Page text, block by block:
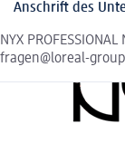
Anschrift des
NYX
fragen@loreal-